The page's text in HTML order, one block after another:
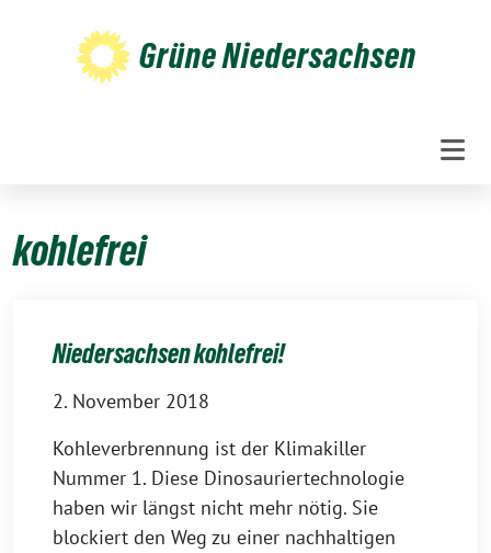
Grüne Niedersachsen
kohlefrei
Niedersachsen kohlefrei!
2. November 2018
Kohleverbrennung ist der Klimakiller
Nummer 1. Diese Dinosauriertechnologie
haben wir längst nicht mehr nötig. Sie
blockiert den Weg zu einer nachhaltigen